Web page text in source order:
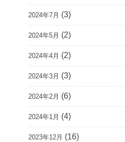
2024年7月 (3)
2024年5月 (2)
2024年4月 (2)
2024年3月 (3)
2024年2月 (6)
2024年1月 (4)
2023年12月 (16)